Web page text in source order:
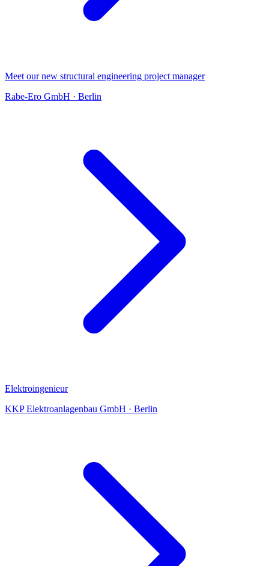
Meet our new structural engineering project manager
Rabe-Ero GmbH · Berlin
Elektroingenieur
KKP Elektroanlagenbau GmbH · Berlin